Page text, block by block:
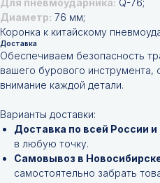
Для пневмоударника: Q-76;
Диаметр: 76 мм;
Коронка к китайскому
Доставка
Обеспечиваем безопасность
вашего бурового инструмента,
внимание каждой детали.
Варианты доставки:
Доставка по всей России и
в любую точку.
Самовывоз в
самостоятельно забрать